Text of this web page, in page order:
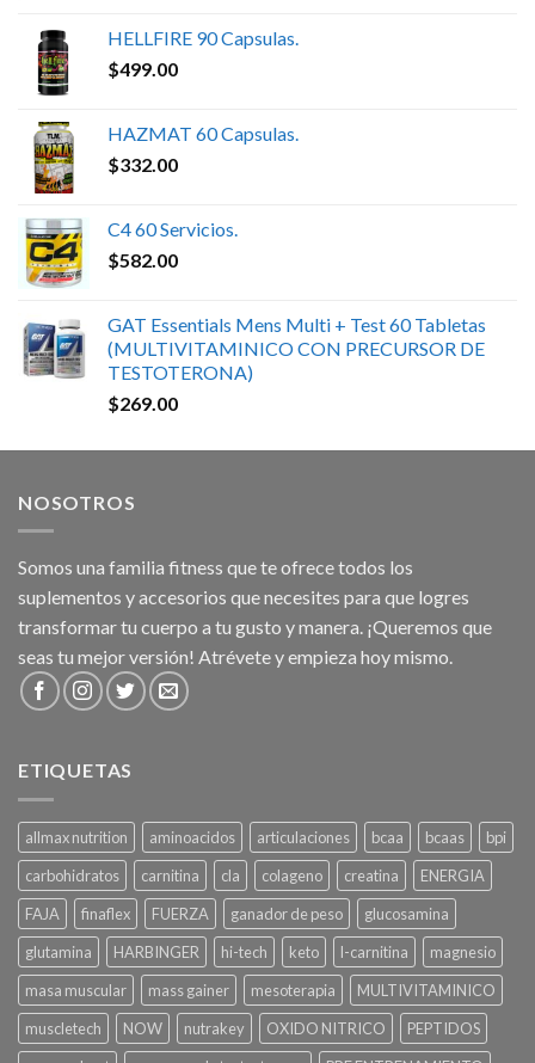
HELLFIRE 90 Capsulas.
$499.00
HAZMAT 60 Capsulas.
$332.00
C4 60 Servicios.
$582.00
GAT Essentials Mens Multi + Test 60 Tabletas
(MULTIVITAMINICO CON PRECURSOR DE
TESTOTERONA)
$269.00
NOSOTROS
Somos una familia fitness que te ofrece todos los
suplementos y accesorios que necesites para que logres
transformar tu cuerpo a tu gusto y manera. ¡Queremos que
seas tu mejor versión! Atrévete y empieza hoy mismo.
ETIQUETAS
allmax nutrition aminoacidos articulaciones bcaa bcaas
bpi
carbohidratos
carnitina cla colageno creatina
ENERGIA
FAJA
finaflex FUERZA ganador de peso
glucosamina
glutamina
HARBINGER hi-tech keto l-carnitina
magnesio
masa muscular
mass gainer mesoterapia
MULTIVITAMINICO
muscletech
NOW nutrakey OXIDO NITRICO
PEPTIDOS